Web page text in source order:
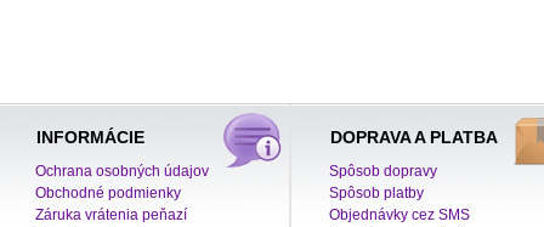
INFORMÁCIE
Ochrana osobných údajov
Obchodné podmienky
Záruka vrátenia peňazí
DOPRAVA A PLATBA
Spôsob dopravy
Spôsob platby
Objednávky cez SMS